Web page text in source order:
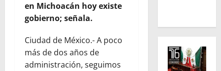
en Michoacán hoy existe
gobierno; señala.
Ciudad de México.- A poco
más de dos años de
administración, seguimos